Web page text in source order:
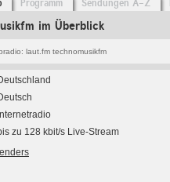
Programm Sendungen A-Z
im Überblick
laut.fm technomusikfm
Internetradio
zu 128 kbit/s Live-Stream